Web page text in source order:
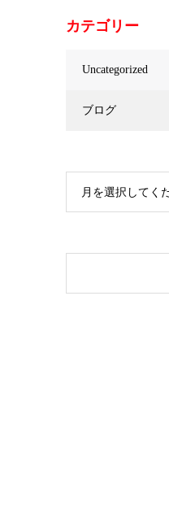
カテゴリー
Uncategorized
ブログ
月を選択してく